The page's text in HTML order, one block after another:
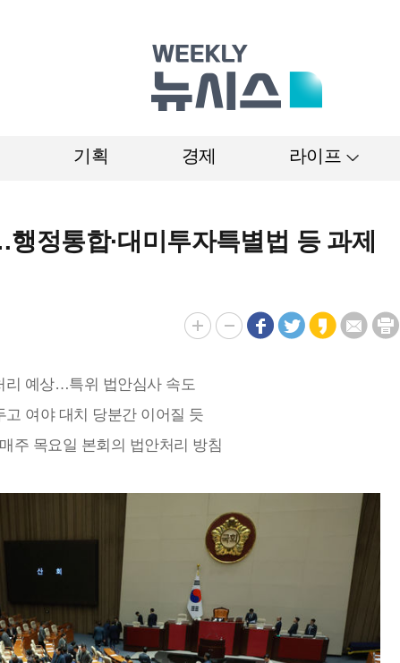
기획 경제 라이프
정통합·대미투자특별법 등 과제
리 예상…특위 법안심사 속도
고 여야 대치 당분간 이어질 듯
주 목요일 본회의 법안처리 방침